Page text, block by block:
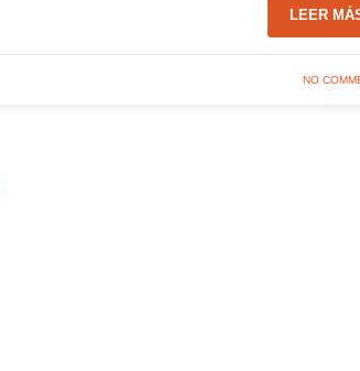
LEER
NO